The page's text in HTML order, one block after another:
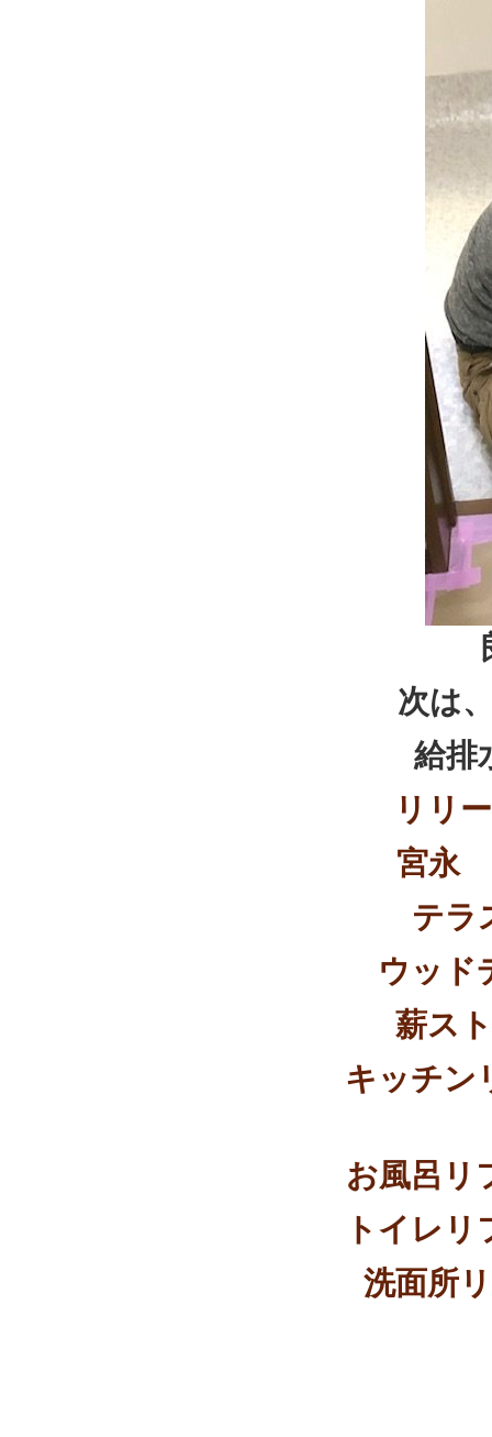
次は
給排
リリ
宮永
テラ
ウッド
薪ス
キッチン
お風呂リ
トイレ
洗面所